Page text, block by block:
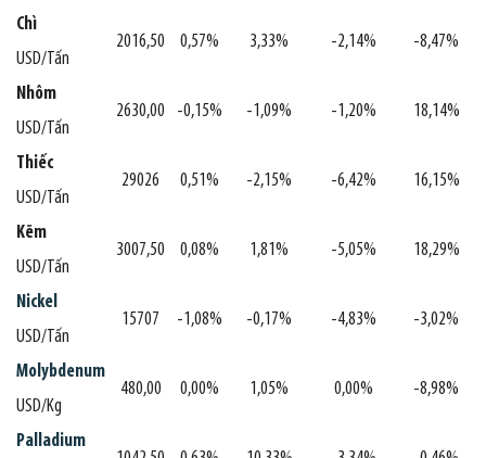
Chì
USD/Tấn
2016,50 0,57% 3,33% -2,14% -8,47%
Nhôm
USD/Tấn
2630,00 -0,15% -1,09% -1,20% 18,14%
Thiếc
USD/Tấn
29026 0,51% -2,15% -6,42% 16,15%
Kẽm
USD/Tấn
3007,50 0,08% 1,81% -5,05% 18,29%
Nickel
USD/Tấn
15707 -1,08% -0,17% -4,83% -3,02%
Molybdenum
USD/Kg
480,00 0,00% 1,05% 0,00% -8,98%
Palladium